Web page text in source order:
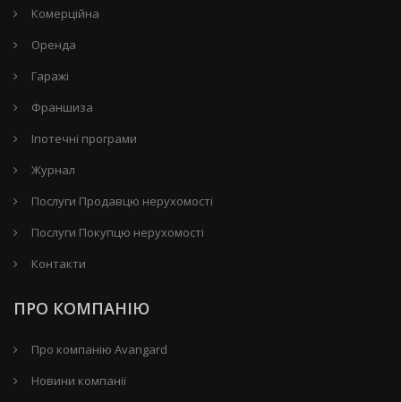
Комерційна
Оренда
Гаражі
Франшиза
Іпотечні програми
Журнал
Послуги Продавцю нерухомості
Послуги Покупцю нерухомості
Контакти
ПРО КОМПАНІЮ
Про компанію Avangard
Новини компанії